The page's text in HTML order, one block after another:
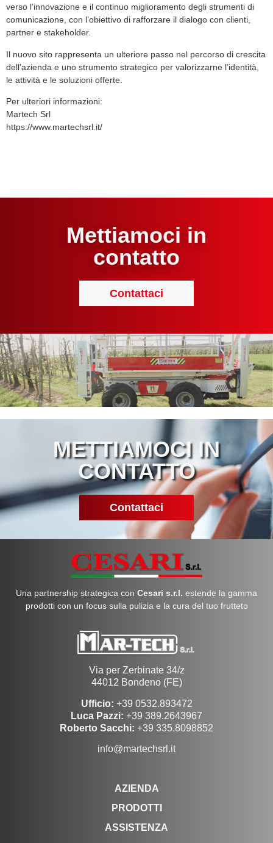
verso l’innovazione e il continuo miglioramento degli strumenti di
comunicazione, con l’obiettivo di rafforzare il dialogo con clienti,
partner e stakeholder.
Il nuovo sito rappresenta un ulteriore passo nel percorso di crescita
dell’azienda e uno strumento strategico per valorizzarne l’identità,
le attività e le soluzioni offerte.
Per ulteriori informazioni:
Martech Srl
https://www.martechsrl.it/
Mettiamoci in
contatto
Contattaci
METTIAMOCI IN
CONTATTO
Contattaci
Una partnership strategica con Cesari s.r.l. estende la gamma
prodotti con un focus sulla pulizia e la cura del tuo frutteto
Via per Zerbinate 34/z
44012 Bondeno (FE)
Ufficio: +39 0532.893472
Luca Pazzi: +39 389.2643967
Roberto Sacchi: +39 335.8098852
info@martechsrl.it
AZIENDA
PRODOTTI
ASSISTENZA